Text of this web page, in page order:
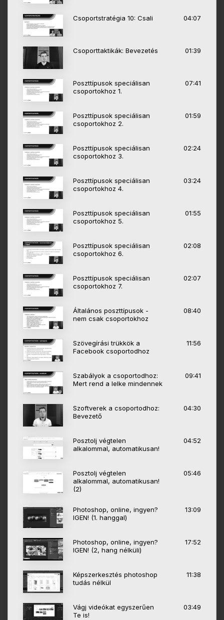
Csoportstratégia 10: Csali 04:07
Csoporttaktikák: Bevezetés 01:39
Poszttípusok speciálisan
csoportokhoz 1.
07:41
Poszttípusok speciálisan
csoportokhoz 2.
01:59
Poszttípusok speciálisan
csoportokhoz 3.
02:24
Poszttípusok speciálisan
csoportokhoz 4.
03:24
Poszttípusok speciálisan
csoportokhoz 5.
01:55
Poszttípusok speciálisan
csoportokhoz 6.
02:08
Poszttípusok speciálisan
csoportokhoz 7.
02:07
Általános poszttípusok -
nem csak csoportokhoz
08:40
Szövegírási trükkök a
Facebook csoportodhoz
11:56
Szabályok a csoportodhoz:
Mert rend a lelke mindennek
09:41
Szoftverek a csoportodhoz:
Bevezető
04:30
Posztolj végtelen
alkalommal, automatikusan!
04:52
Posztolj végtelen
alkalommal, automatikusan!
(2)
05:46
Photoshop, online, ingyen?
IGEN! (1. hanggal)
13:09
Photoshop, online, ingyen?
IGEN! (2, hang nélküli)
17:52
Képszerkesztés photoshop
tudás nélkül
11:38
Vágj videókat egyszerűen
Te is!
03:49